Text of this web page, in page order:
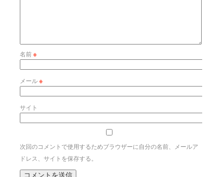
名前※
メール※
サイト
次回のコメントで使用するためブラウザーに自分の名前、メールア
ドレス、サイトを保存する。